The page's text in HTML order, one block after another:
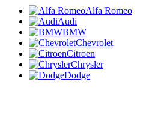
Alfa Romeo
Audi
BMW
Chevrolet
Citroen
Chrysler
Dodge